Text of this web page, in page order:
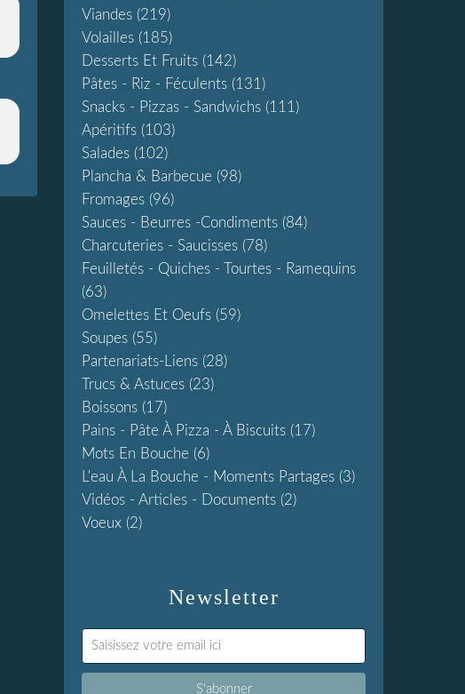
Newsletter
Viandes (219)
Volailles (185)
Desserts Et Fruits (142)
Pâtes - Riz - Féculents (131)
Snacks - Pizzas - Sandwichs (111)
Apéritifs (103)
Salades (102)
Plancha & Barbecue (98)
Fromages (96)
Sauces - Beurres -condiments (84)
Charcuteries - Saucisses (78)
Feuilletés - Quiches - Tourtes - Ramequins
(63)
Omelettes Et Oeufs (59)
Soupes (55)
Partenariats-Liens (28)
Trucs & Astuces (23)
Boissons (17)
Pains - Pâte À Pizza - À Biscuits (17)
Mots En Bouche (6)
L'eau À La Bouche - Moments Partages (3)
Vidéos - Articles - Documents (2)
Voeux (2)